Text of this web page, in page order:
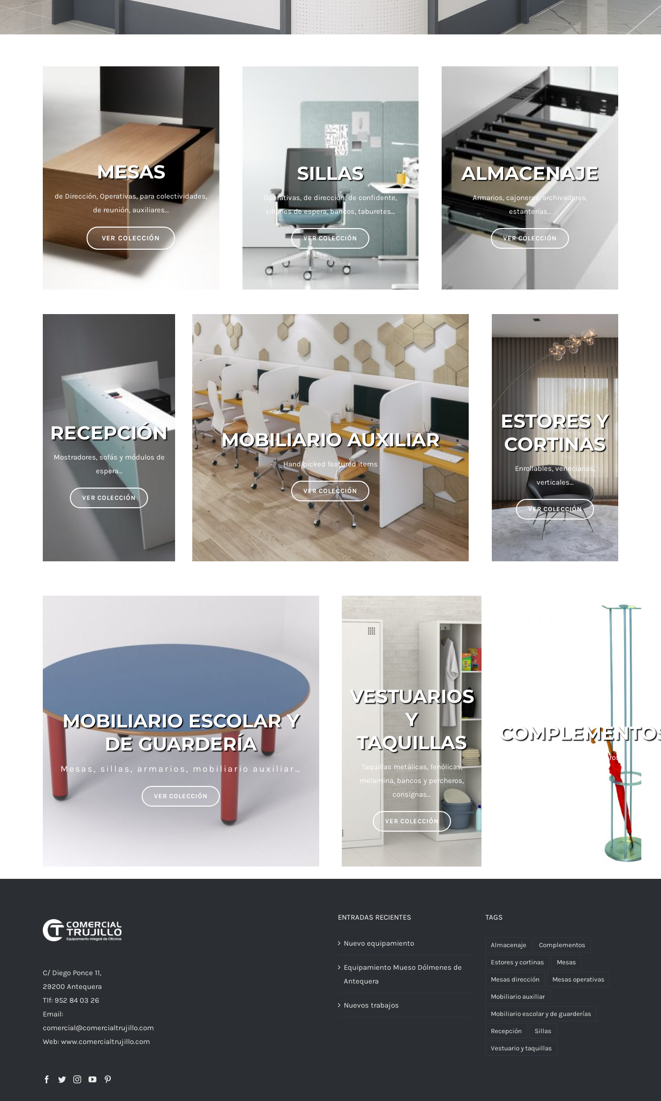
MESAS
de Dirección, Operativas, para colectividades,
de reunión, auxiliares…
VER COLECCIÓN
SILLAS
Operativas, de dirección, de confidente,
sillones de espera, bancos, taburetes…
VER COLECCIÓN
ALMACENAJE
Armarios, cajoneras, archivadores,
estanterías…
VER COLECCIÓN
RECEPCIÓN
Mostradores, sofás y módulos de
espera…
VER COLECCIÓN
MOBILIARIO AUXILIAR
Hand picked featured items
VER COLECCIÓN
ESTORES Y
CORTINAS
Enrollables, venecianas,
verticales…
VER COLECCIÓN
MOBILIARIO ESCOLAR Y
DE GUARDERÍA
Mesas, sillas, armarios, mobiliario auxiliar…
VER COLECCIÓN
VESTUARIOS
Y
TAQUILLAS
Taquillas metálicas, fenólicas,
melamina, bancos y percheros,
consignas…
VER COLECCIÓN
Papeleras, percheros, paragüeros…
C/ Diego Ponce 11,
29200 Antequera
Tlf: 952 84 03 26
Email:
comercial@comercialtrujillo.com
Web: www.comercialtrujillo.com
ENTRADAS RECIENTES
Nuevo equipamiento
Equipamiento Mueso Dólmenes de
Antequera
Nuevos trabajos
TAGS
Almacenaje Complementos
Estores y cortinas Mesas
Mesas dirección Mesas operativas
Mobiliario auxiliar
Mobiliario escolar y de guarderías
Recepción Sillas
Vestuario y taquillas